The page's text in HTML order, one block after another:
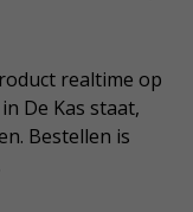
realtime op
De Kas staat,
Bestellen is